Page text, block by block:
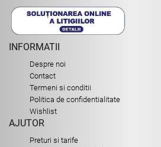
INFORMATII
Despre noi
Contact
Termeni si conditii
Politica de confidentialitate
Wishlist
AJUTOR
Preturi si tarife